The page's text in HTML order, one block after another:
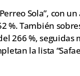
Sola”, con
%. También
266 %, seguidas
la lista